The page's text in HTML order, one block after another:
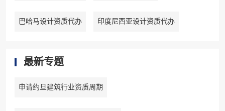
巴哈马设计资质代办 印度尼西亚设计资质代办
最新专题
申请约旦建筑行业资质周期